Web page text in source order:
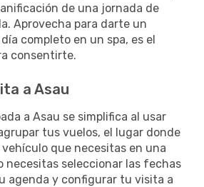
de una jornada de
Aprovecha para darte un
completo en un spa, es el
consentirte.
a Asau
a Asau se simplifica al usar
tus vuelos, el lugar donde
que necesitas en una
necesitas seleccionar las fechas
agenda y configurar tu visita a